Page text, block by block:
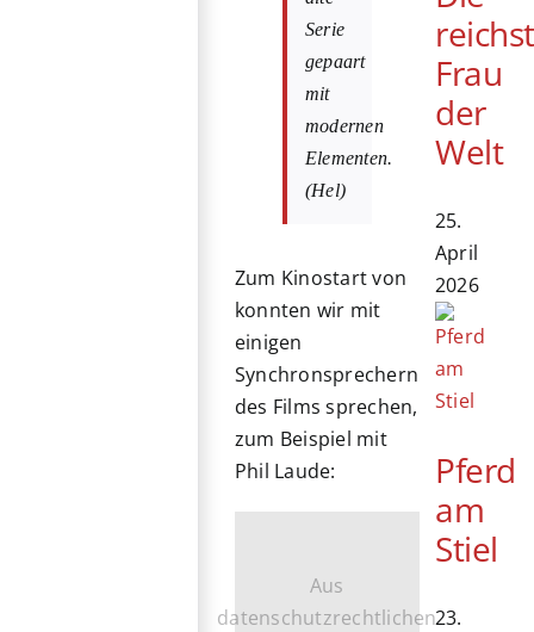
Serie
gepaart
mit
modernen
Elementen.
(Hel)
Zum Kinostart von
konnten wir mit
einigen
Synchronsprechern
des Films sprechen,
zum Beispiel mit
Phil Laude:
Aus
datenschutzrechtlichen
Frau
der
Welt
25.
April
2026
Pferd
am
Stiel
23.